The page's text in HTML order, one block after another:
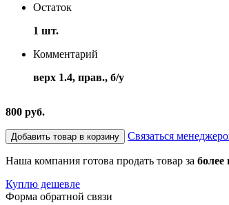
Остаток
1 шт.
Комментарий
верх 1.4, прав., б/у
800 руб.
Добавить товар в корзину Связаться
Наша компания готова продать товар за более
Куплю дешевле
Форма обратной связи